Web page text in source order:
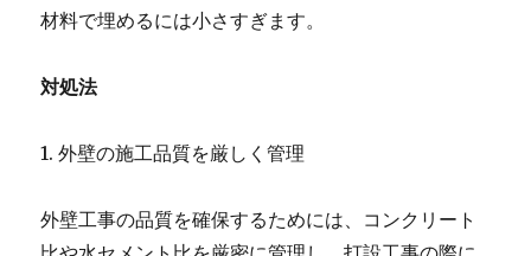
材料で埋めるには小さすぎます。
対処法
1. 外壁の施工品質を厳しく管理
外壁工事の品質を確保するためには、コンクリート